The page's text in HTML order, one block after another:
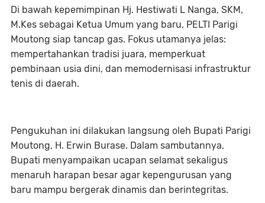
​Di bawah kepemimpinan Hj. Hestiwati L Nanga, SKM,
M.Kes sebagai Ketua Umum yang baru, PELTI Parigi
Moutong siap tancap gas. Fokus utamanya jelas:
mempertahankan tradisi juara, memperkuat
pembinaan usia dini, dan memodernisasi infrastruktur
tenis di daerah.
​Pengukuhan ini dilakukan langsung oleh Bupati Parigi
Moutong, H. Erwin Burase. Dalam sambutannya,
Bupati menyampaikan ucapan selamat sekaligus
menaruh harapan besar agar kepengurusan yang
baru mampu bergerak dinamis dan berintegritas.